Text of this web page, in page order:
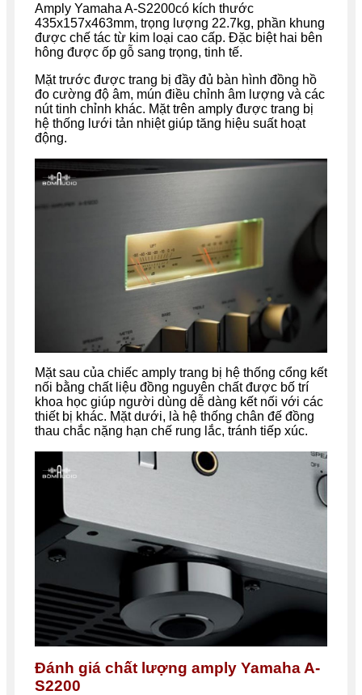
Amply Yamaha A-S2200có kích thước
435x157x463mm, trọng lượng 22.7kg, phần khung
được chế tác từ kim loại cao cấp. Đặc biệt hai bên
hông được ốp gỗ sang trọng, tinh tế.
Mặt trước được trang bị đầy đủ bàn hình đồng hồ
đo cường độ âm, mún điều chỉnh âm lượng và các
nút tinh chỉnh khác. Mặt trên amply được trang bị
hệ thống lưới tản nhiệt giúp tăng hiệu suất hoạt
động.
Mặt sau của chiếc amply trang bị hệ thống cổng kết
nối bằng chất liệu đồng nguyên chất được bố trí
khoa học giúp người dùng dễ dàng kết nối với các
thiết bị khác. Mặt dưới, là hệ thống chân đế đồng
thau chắc nặng hạn chế rung lắc, tránh tiếp xúc.
Đánh giá chất lượng amply Yamaha A-
S2200